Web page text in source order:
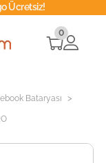
Ücretsiz!
0
Bataryası >